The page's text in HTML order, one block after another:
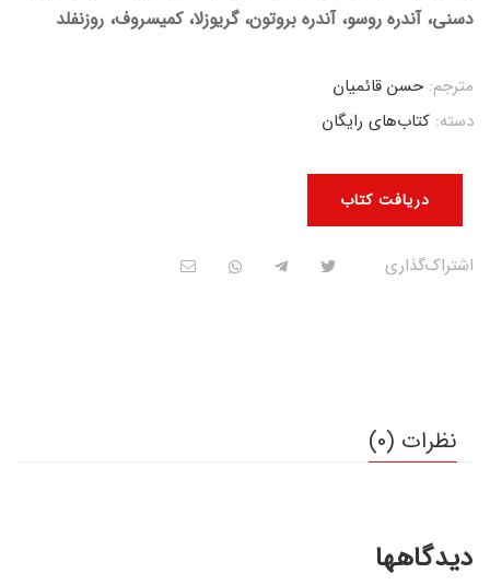
دسنی، آندره روسو، آندره بروتون، گریوزلا، کمیسروف، روزنفلد
دریافت کتاب
مترجم: حسن قائمیان
دسته: کتاب‌های رایگان
اشتراک‌گذاری
نظرات (0)
دیدگاهها